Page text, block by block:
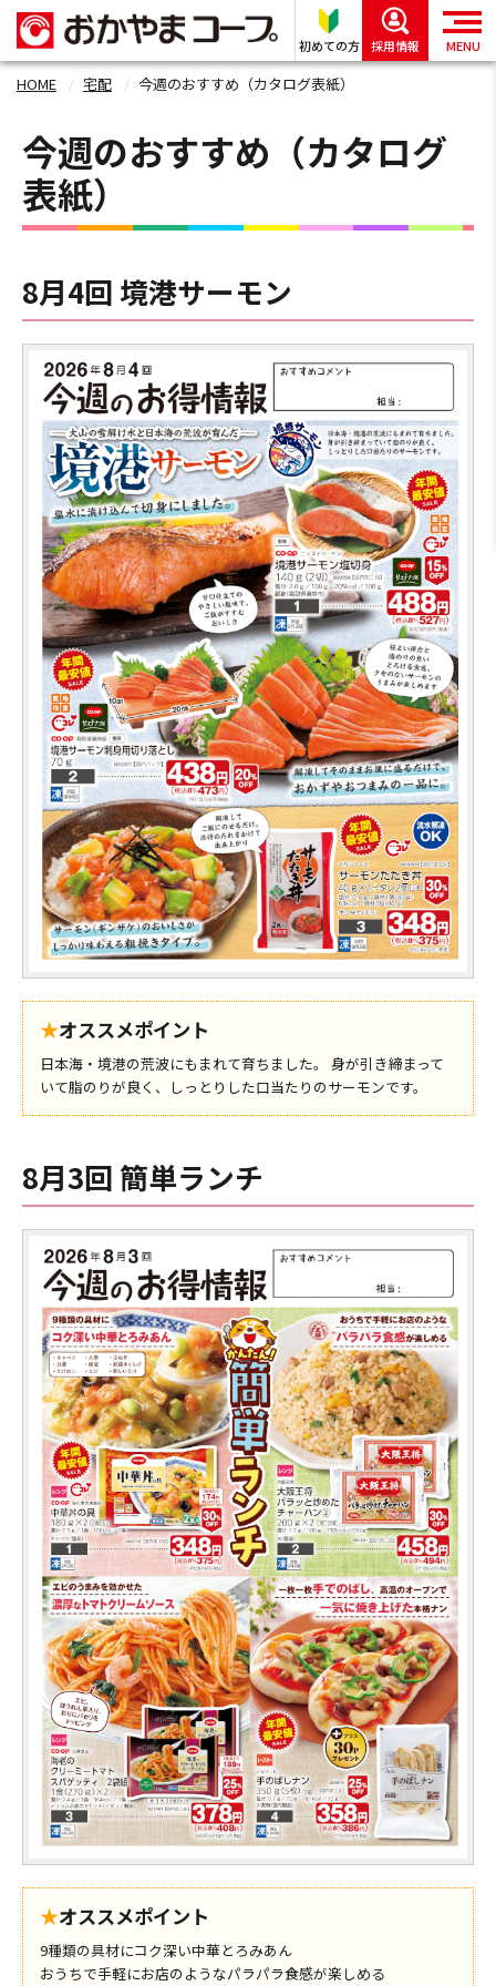
初めての方 採用情報 MENU
HOME 宅配 今週のおすすめ（カタログ表紙）
今週のおすすめ（カタログ
表紙）
8月4回 境港サーモン
★オススメポイント
日本海・境港の荒波にもまれて育ちました。 身が引き締まって
いて脂のりが良く、しっとりした口当たりのサーモンです。
8月3回 簡単ランチ
★オススメポイント
9種類の具材にコク深い中華とろみあん
おうちで手軽にお店のようなパラパラ食感が楽しめる